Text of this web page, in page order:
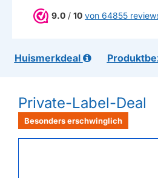
9.0 / 10 von 64855
Huismerkdeal
Private-Label-Deal
Besonders erschwinglich